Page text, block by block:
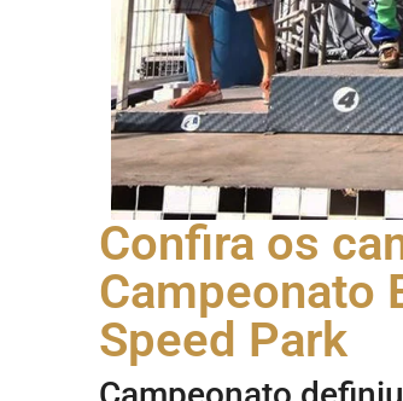
Confira os
Campeonato
Speed Park